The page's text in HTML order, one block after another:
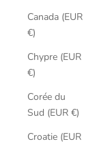
Canada (EUR
€)
Chypre (EUR
€)
Corée du
Sud (EUR €)
Croatie (EUR